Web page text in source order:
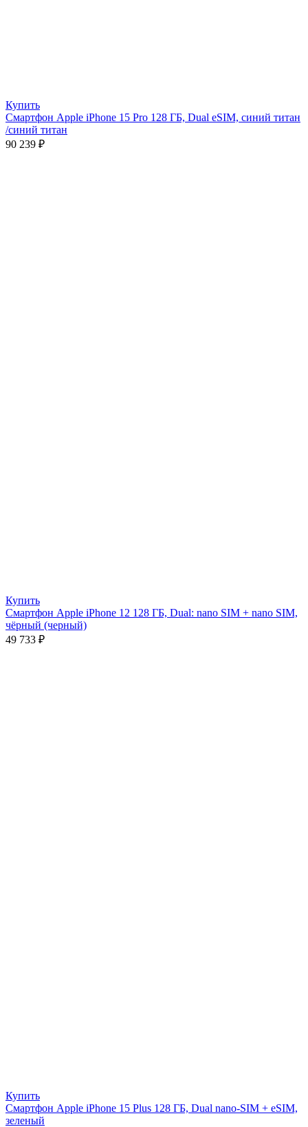
Купить
Смартфон Apple iPhone 15 Pro 128 ГБ, Dual еSIM, синий титан
/синий титан
90 239 ₽
Купить
Смартфон Apple iPhone 12 128 ГБ, Dual: nano SIM + nano SIM,
чёрный (черный)
49 733 ₽
Купить
Смартфон Apple iPhone 15 Plus 128 ГБ, Dual nano-SIM + eSIM,
зелeный